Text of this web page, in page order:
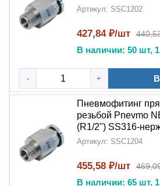
Артикул: SSC1202
427,84 ₽/шт
В наличии: 50 шт,
- +
Пневмофитинг
резьбой Pnevmo
(R1/2") SS316-
Артикул: SSC1204
455,58 ₽/шт
В наличии: 65 шт,